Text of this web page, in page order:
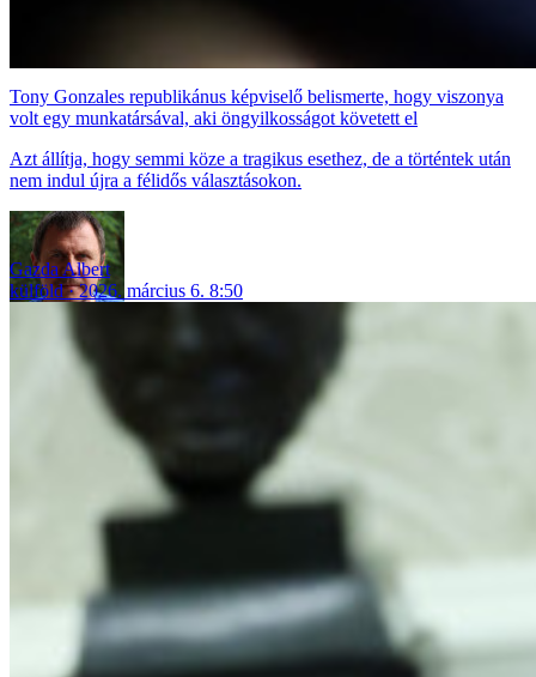
Tony Gonzales republikánus képviselő belismerte, hogy viszonya
volt egy munkatársával, aki öngyilkosságot követett el
Azt állítja, hogy semmi köze a tragikus esethez, de a történtek után
nem indul újra a félidős választásokon.
Gazda Albert
külföld
2026. március 6. 8:50